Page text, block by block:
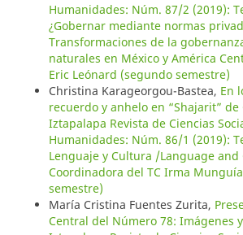
Humanidades: Núm. 87/2 (2019):
¿Gobernar mediante normas
Transformaciones de la
naturales en México y América
Eric Leónard (segundo semestre)
Christina Karageorgou-Bastea, En
recuerdo y anhelo en “Shajarit” de
Iztapalapa Revista de Ciencias
Humanidades: Núm. 86/1 (2019):
Lenguaje y Cultura /Language and
Coordinadora del TC Irma
semestre)
María Cristina Fuentes Zurita,
Central del Número 78: Imágenes